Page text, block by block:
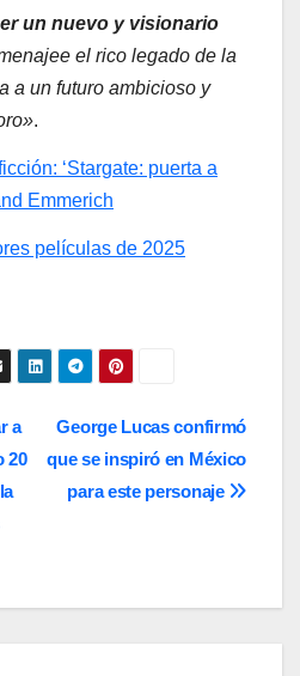
un nuevo y visionario
el rico legado de la
a un futuro ambicioso y
.
‘Stargate: puerta a
Emmerich
películas de 2025
George Lucas confirmó
que se inspiró en México
para este personaje
a
20